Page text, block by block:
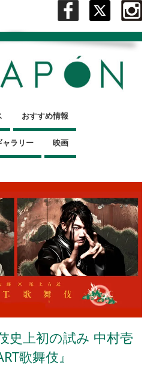
おすすめ情報
ャラリー 映画
史上初の試み 中村壱
歌舞伎』